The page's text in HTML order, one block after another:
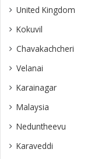
United Kingdom
Kokuvil
Chavakachcheri
Velanai
Karainagar
Malaysia
Neduntheevu
Karaveddi